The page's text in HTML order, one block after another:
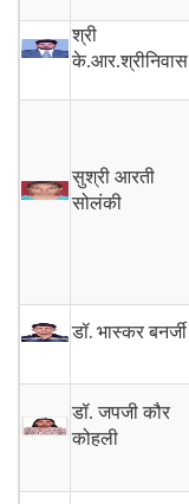
श्री
के.आर.श्रीनिवास
सुश्री आरती
सोलंकी
डॉ. भास्कर बनर्जी
डॉ. जपजी कौर
कोहली